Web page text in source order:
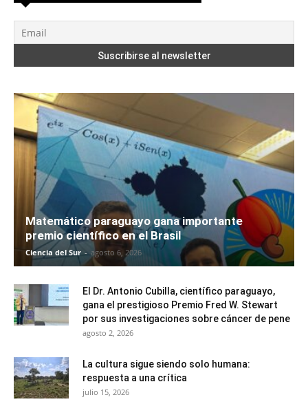
Matemático paraguayo gana importante
premio científico en el Brasil
Ciencia del Sur - agosto 6, 2026
El Dr. Antonio Cubilla, científico paraguayo,
gana el prestigioso Premio Fred W. Stewart
por sus investigaciones sobre cáncer de pene
agosto 2, 2026
La cultura sigue siendo solo humana:
respuesta a una crítica
julio 15, 2026